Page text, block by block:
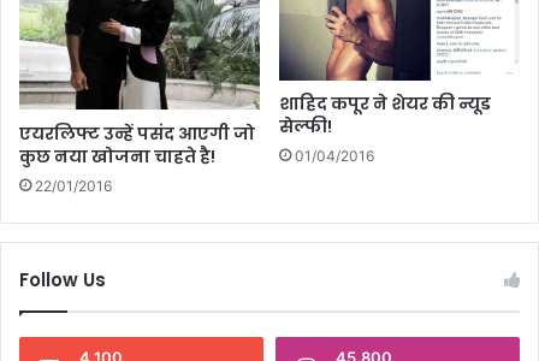
एयरलिफ्ट उन्हें पसंद आएगी जो
कुछ नया खोजना चाहते है!
22/01/2016
शाहिद कपूर ने शेयर की न्यूड
सेल्फी!
01/04/2016
Follow Us